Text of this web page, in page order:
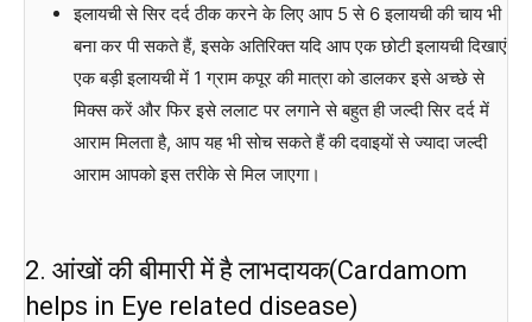
इलायची से सिर दर्द ठीक करने के लिए आप 5 से 6 इलायची की चाय भी
बना कर पी सकते हैं, इसके अतिरिक्त यदि आप एक छोटी इलायची दिखाएं
एक बड़ी इलायची में 1 ग्राम कपूर की मात्रा को डालकर इसे अच्छे से
मिक्स करें और फिर इसे ललाट पर लगाने से बहुत ही जल्दी सिर दर्द में
आराम मिलता है, आप यह भी सोच सकते हैं की दवाइयों से ज्यादा जल्दी
आराम आपको इस तरीके से मिल जाएगा।
2. आंखों की बीमारी में है लाभदायक(Cardamom
helps in Eye related disease)